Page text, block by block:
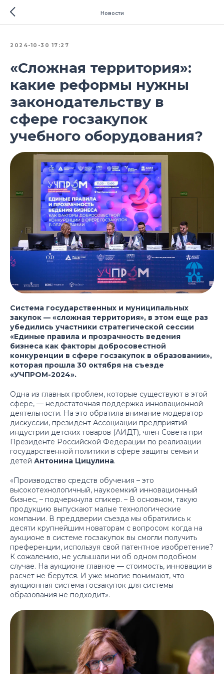
Новости
2024-10-30 17:27
«Сложная территория»:
какие реформы нужны
законодательству в
сфере госзакупок
учебного оборудования?
Система государственных и муниципальных
закупок — «сложная территория», в этом еще раз
убедились участники стратегической сессии
«Единые правила и прозрачность ведения
бизнеса как факторы добросовестной
конкуренции в сфере госзакупок в образовании»,
которая прошла 30 октября на съезде
«УЧПРОМ-2024».
Одна из главных проблем, которые существуют в этой
сфере, — недостаточная поддержка инновационной
деятельности. На это обратила внимание модератор
дискуссии, президент Ассоциации предприятий
индустрии детских товаров (АИДТ), член Совета при
Президенте Российской Федерации по реализации
государственной политики в сфере защиты семьи и
детей Антонина Цицулина.
«Производство средств обучения – это
высокотехнологичный, наукоемкий инновационный
бизнес, – подчеркнула спикер. – В основном, такую
продукцию выпускают малые технологические
компании. В преддверии съезда мы обратились к
десяти крупнейшим новаторам с вопросом: когда на
аукционе в системе госзакупок вы смогли получить
преференции, используя свой патентное изобретение?
К сожалению, не услышали ни об одном подобном
случае. На аукционе главное — стоимость, инновации в
расчет не берутся. И уже многие понимают, что
аукционная система госзакупок для системы
образования не подходит».